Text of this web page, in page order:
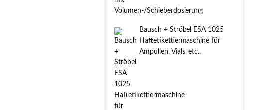
Bausch + Ströbel ESA 1025
Haftetikettiermaschine für
Ampullen, Vials, etc.,